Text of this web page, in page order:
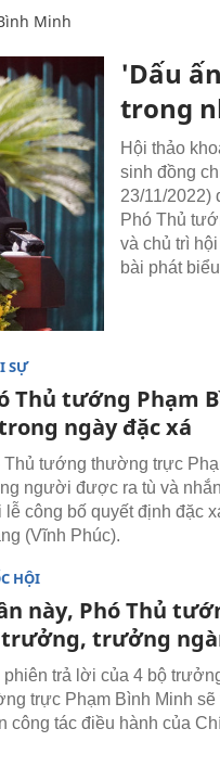
Minh
'Dấu
trong
Hội thảo
sinh đồng
23/11/2022)
Phó Thủ
và chủ trì
bài phát
SỰ
Thủ tướng Phạm
ngày đặc xá
Thủ tướng thường trực
người được ra tù và
lễ công bố quyết định đặc
(Vĩnh Phúc).
HỘI
này, Phó Thủ
trưởng
phiên trả lời của 4 bộ
trực Phạm Bình Minh
công tác điều hành của